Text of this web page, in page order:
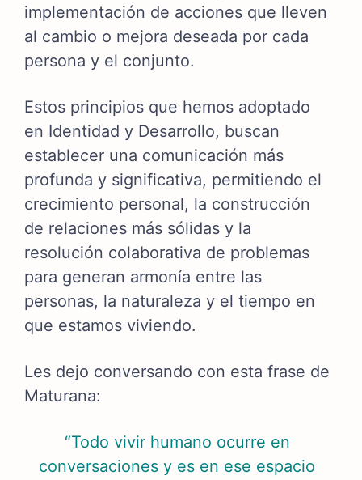
implementación de acciones que lleven
al cambio o mejora deseada por cada
persona y el conjunto.
Estos principios que hemos adoptado
en Identidad y Desarrollo, buscan
establecer una comunicación más
profunda y significativa, permitiendo el
crecimiento personal, la construcción
de relaciones más sólidas y la
resolución colaborativa de problemas
para generan armonía entre las
personas, la naturaleza y el tiempo en
que estamos viviendo.
Les dejo conversando con esta frase de
Maturana:
“Todo vivir humano ocurre en
conversaciones y es en ese espacio